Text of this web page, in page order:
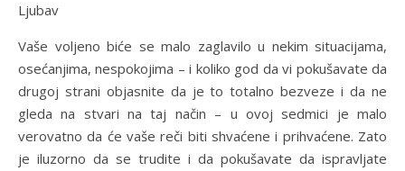
Ljubav
Vaše voljeno biće se malo zaglavilo u nekim situacijama,
osećanjima, nespokojima – i koliko god da vi pokušavate da
drugoj strani objasnite da je to totalno bezveze i da ne
gleda na stvari na taj način – u ovoj sedmici je malo
verovatno da će vaše reči biti shvaćene i prihvaćene. Zato
je iluzorno da se trudite i da pokušavate da ispravljate